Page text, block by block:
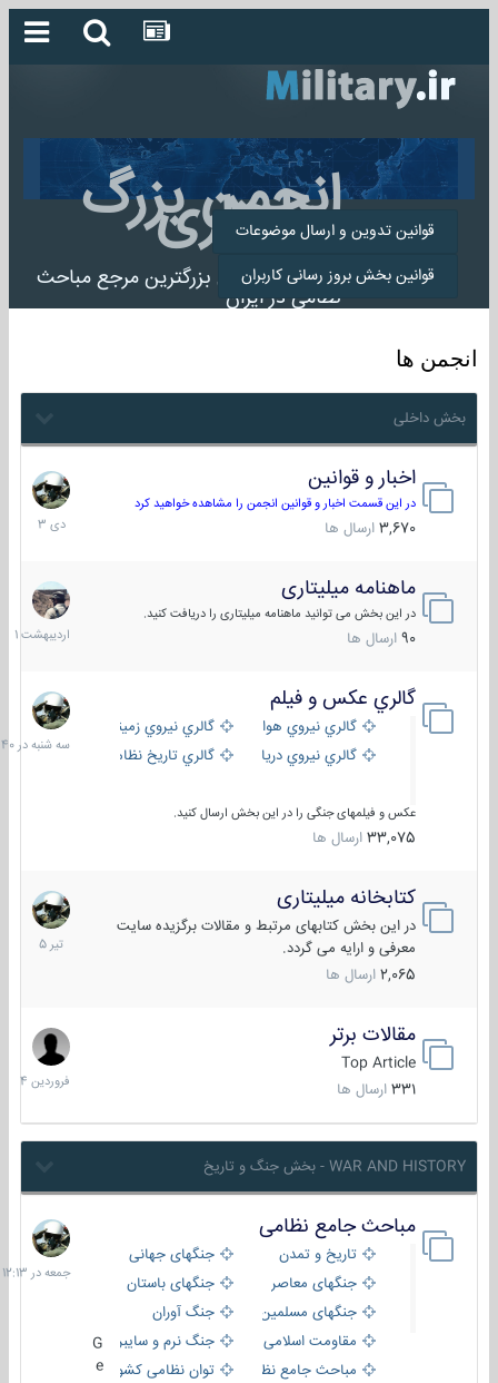
انجمن بزرگ
میلیتاری
انجمن میلیتاری بزرگترین مرجع مباحث
نظامی در ایران
قوانین تدوین و ارسال موضوعات
قوانین بخش بروز رسانی کاربران
انجمن ها
بخش داخلی
اخبار و قوانین
در این قسمت اخبار و قوانین انجمن را مشاهده خواهید کرد
3,670 ارسال ها
22
دی
1403
ماهنامه میلیتاری
در این بخش می توانید ماهنامه میلیتاری را دریافت کنید.
90 ارسال ها
30
1401
گالري عكس و فيلم
گالري نيروي هوايي
گالري نيروي زميني
گالري نيروي دريايي
گالري تاریخ نظامی
عکس و فیلمهای جنگی را در این بخش ارسال کنید.
33,075 ارسال ها
سه
شنبه
در
کتابخانه میلیتاری
در این بخش کتابهای مرتبط و مقالات برگزیده سایت
معرفی و ارایه می گردد.
2,065 ارسال ها
16
تیر
1405
مقالات برتر
Top Article
331 ارسال ها
29
فروردین
1404
WAR AND HISTORY - بخش جنگ و تاریخ
مباحث جامع نظامی
تاریخ و تمدن
جنگهای جهانی
جنگهای معاصر
جنگهای باستان
جنگهای مسلمین
جنگ آوران
مقاومت اسلامی
جنگ نرم و سایبری
مباحث جامع نظامی
توان نظامی کشورها
جمعه
در
12:13